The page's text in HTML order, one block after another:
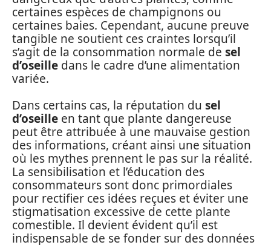
certaines espèces de champignons ou
certaines baies. Cependant, aucune preuve
tangible ne soutient ces craintes lorsqu’il
s’agit de la consommation normale de sel
d’oseille dans le cadre d’une alimentation
variée.
Dans certains cas, la réputation du sel
d’oseille en tant que plante dangereuse
peut être attribuée à une mauvaise gestion
des informations, créant ainsi une situation
où les mythes prennent le pas sur la réalité.
La sensibilisation et l’éducation des
consommateurs sont donc primordiales
pour rectifier ces idées reçues et éviter une
stigmatisation excessive de cette plante
comestible. Il devient évident qu’il est
indispensable de se fonder sur des données